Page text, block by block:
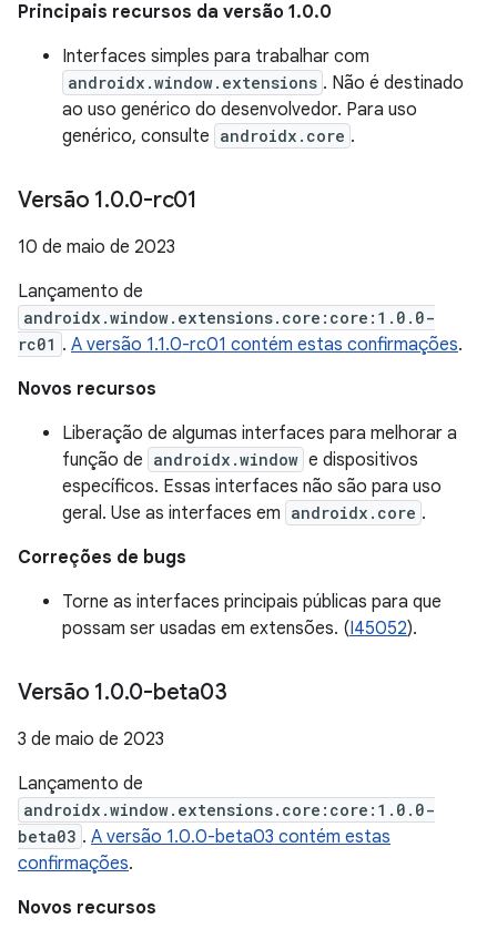
Principais recursos da versão 1.0.0
Interfaces simples para trabalhar com
androidx.window.extensions . Não é destinado
ao uso genérico do desenvolvedor. Para uso
genérico, consulte androidx.core .
Versão 1.0.0-rc01
10 de maio de 2023
Lançamento de
androidx.window.extensions.core:core:1.0.0-
rc01 . A versão 1.1.0-rc01 contém estas confirmações.
Novos recursos
Liberação de algumas interfaces para melhorar a
função de androidx.window e dispositivos
específicos. Essas interfaces não são para uso
geral. Use as interfaces em androidx.core .
Correções de bugs
Torne as interfaces principais públicas para que
possam ser usadas em extensões. (I45052).
Versão 1.0.0-beta03
3 de maio de 2023
Lançamento de
androidx.window.extensions.core:core:1.0.0-
beta03 . A versão 1.0.0-beta03 contém estas
confirmações.
Novos recursos